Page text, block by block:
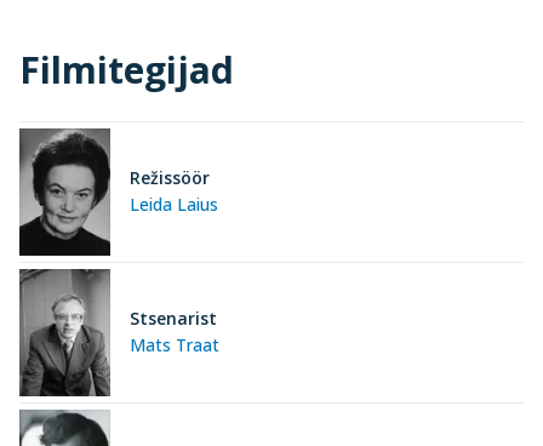
Filmitegijad
Leida Laius
Režissöör
Mats Traat
Stsenarist